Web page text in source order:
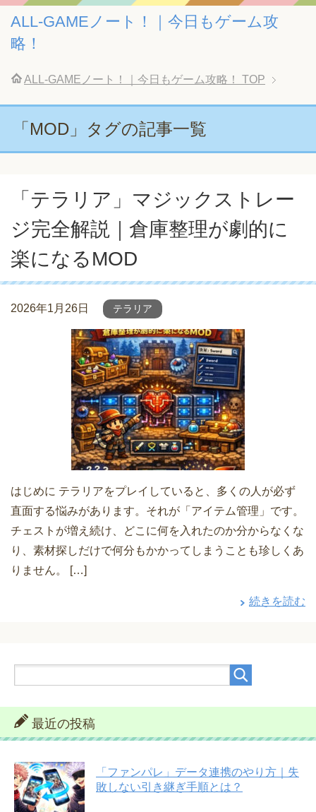
ALL-GAMEノート！｜今日もゲーム攻
略！
ALL-GAMEノート！｜今日もゲーム攻略！ TOP
「MOD」タグの記事一覧
「テラリア」マジックストレー
ジ完全解説｜倉庫整理が劇的に
楽になるMOD
2026年1月26日 テラリア
はじめに テラリアをプレイしていると、多くの人が必ず
直面する悩みがあります。それが「アイテム管理」です。
チェストが増え続け、どこに何を入れたのか分からなくな
り、素材探しだけで何分もかかってしまうことも珍しくあ
りません。 […]
続きを読む
最近の投稿
「ファンパレ」データ連携のやり方｜失
敗しない引き継ぎ手順とは？